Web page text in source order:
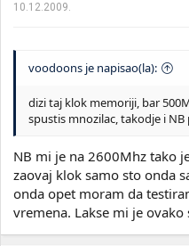
10.12.2009.
voodoons je napisao(la):
dizi taj klok memoriji, bar
spustis mnozilac, takodje i
NB mi je na 2600Mhz tako
zaovaj klok samo sto onda
onda opet moram da
vremena. Lakse mi je ovako